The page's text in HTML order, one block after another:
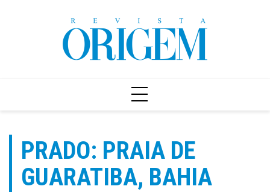
PRADO: PRAIA DE
GUARATIBA, BAHIA